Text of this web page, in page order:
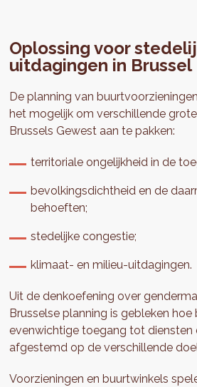
Oplossing voor
uitdagingen in Brussel
De planning van
het mogelijk om verschillende
Brussels Gewest aan te pakken:
territoriale ongelijkheid in de
bevolkingsdichtheid en de
behoeften;
stedelijke congestie;
klimaat- en milieu-uitdagingen.
Uit de denkoefening over
Brusselse planning is gebleken hoe
evenwichtige toegang tot diensten
afgestemd op de verschillende
Voorzieningen en buurtwinkels